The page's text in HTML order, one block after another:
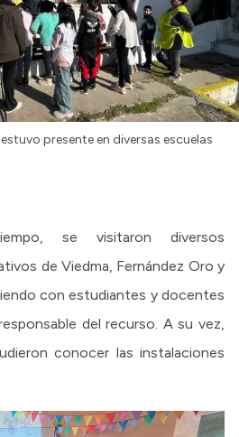
presente en diversas escuelas
se visitaron diversos
de Viedma, Fernández Oro y
con estudiantes y docentes
del recurso. A su vez,
conocer las instalaciones